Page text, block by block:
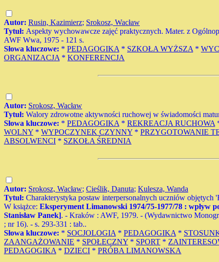
Autor: Rusin, Kazimierz; Srokosz, Wacław
Tytuł: Aspekty wychowawcze zajęć praktycznych. Mater. z
AWF Wwa, 1975 - 121 s.
Słowa kluczowe: * PEDAGOGIKA * SZKOŁA WYŻSZA *
ORGANIZACJA * KONFERENCJA
Autor: Srokosz, Wacław
Tytuł: Walory zdrowotne aktywności ruchowej w świadomości
Słowa kluczowe: * PEDAGOGIKA * REKREACJA RUCHOWA
WOLNY * WYPOCZYNEK CZYNNY * PRZYGOTOWANIE
ABSOLWENCI * SZKOŁA ŚREDNIA
Autor: Srokosz, Wacław; Cieślik, Danuta; Kulesza, Wanda
Tytuł: Charakterystyka postaw interpersonalnych uczniów objętych
W książce: Eksperyment Limanowski 1974/75-1977/78 : wpływ
Stanisław Panek]. - Kraków : AWF, 1979. - (Wydawnictwo
; nr 16). - s. 293-331 : tab..
Słowa kluczowe: * SOCJOLOGIA * PEDAGOGIKA *
ZAANGAŻOWANIE * SPOŁECZNY * SPORT *
PEDAGOGIKA * DZIECI * PRÓBA LIMANOWSKA